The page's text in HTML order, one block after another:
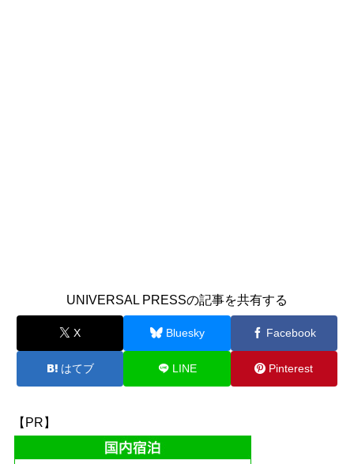
UNIVERSAL PRESSの記事を共有する
X Bluesky Facebook
はてブ LINE Pinterest
【PR】